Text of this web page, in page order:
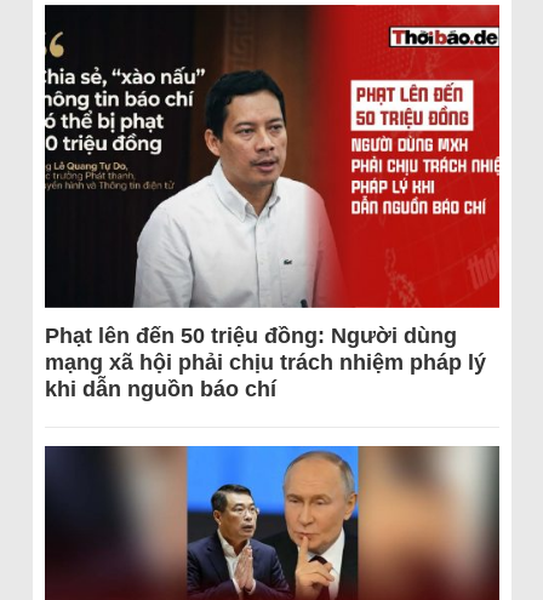
Phạt lên đến 50 triệu đồng: Người dùng
mạng xã hội phải chịu trách nhiệm pháp lý
khi dẫn nguồn báo chí